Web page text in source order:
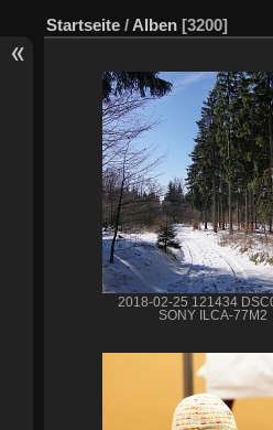
Startseite / Alben 3200
2018-02-25 121434
SONY ILCA-77M2